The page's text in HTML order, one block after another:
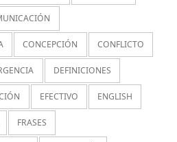
CONCEPCIÓN CONFLICTO
DEFINICIONES
EFECTIVO ENGLISH
FRASES